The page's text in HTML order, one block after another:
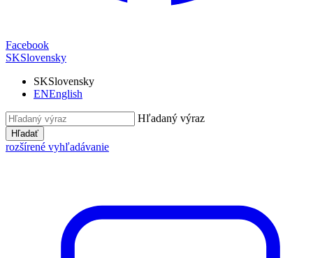
Facebook
SKSlovensky
SKSlovensky
ENEnglish
Hľadaný výraz
Hľadať
rozšírené vyhľadávanie